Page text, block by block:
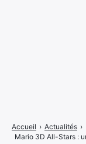
Accueil › Actualités ›
Mario 3D All-Stars :